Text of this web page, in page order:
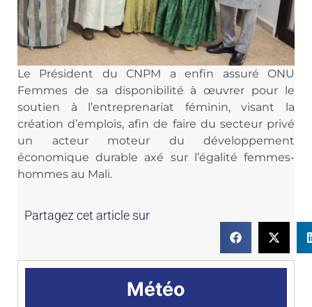
Le Président du CNPM a enfin assuré ONU
Femmes de sa disponibilité à œuvrer pour le
soutien à l’entreprenariat féminin, visant la
création d’emplois, afin de faire du secteur privé
un acteur moteur du développement
économique durable axé sur l’égalité femmes-
hommes au Mali.
Partagez cet article sur
Météo